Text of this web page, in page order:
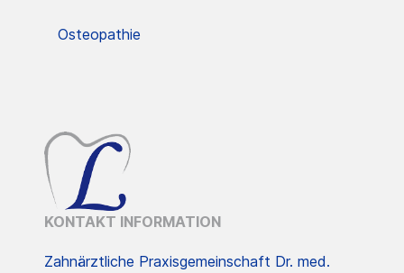
Osteopathie
KONTAKT INFORMATION
Zahnärztliche Praxisgemeinschaft Dr. med.